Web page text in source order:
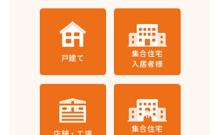
戸建て
集合住宅
入居者様
集合住宅